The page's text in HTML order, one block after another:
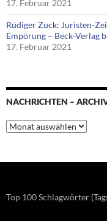
17. Februar 2021
Rüdiger Zuck: Juristen-
Empörung – Beck-Verlag
17. Februar 2021
NACHRICHTEN –
Nachrichten
–
Top 100 Schlagwörter